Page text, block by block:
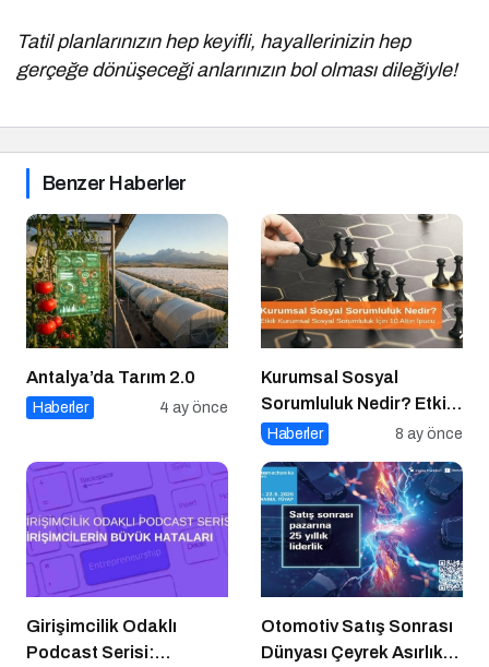
Tatil planlarınızın hep keyifli, hayallerinizin hep
gerçeğe dönüşeceği anlarınızın bol olması dileğiyle!
Benzer Haberler
Antalya’da Tarım 2.0
Haberler 4 ay önce
Kurumsal Sosyal
Sorumluluk Nedir? Etkili
Kurumsal Sosyal
Öneri
Haberler 8 ay önce
Girişimcilik Odaklı
Podcast Serisi:
Otomotiv Satış Sonrası
Dünyası Çeyrek Asırlık